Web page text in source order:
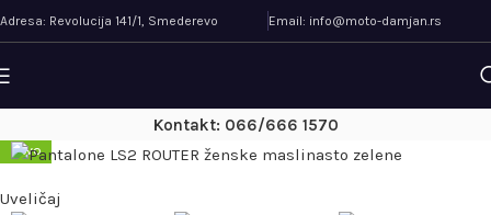
Adresa: Revolucija 141/1, Smederevo Email: info@moto-damjan.rs
Kontakt: 066/666 1570
NOVO
Uveličaj